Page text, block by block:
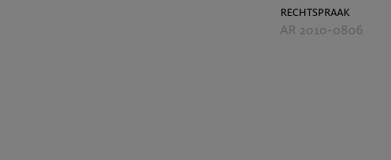
rechtspraak
AR 2010-0806